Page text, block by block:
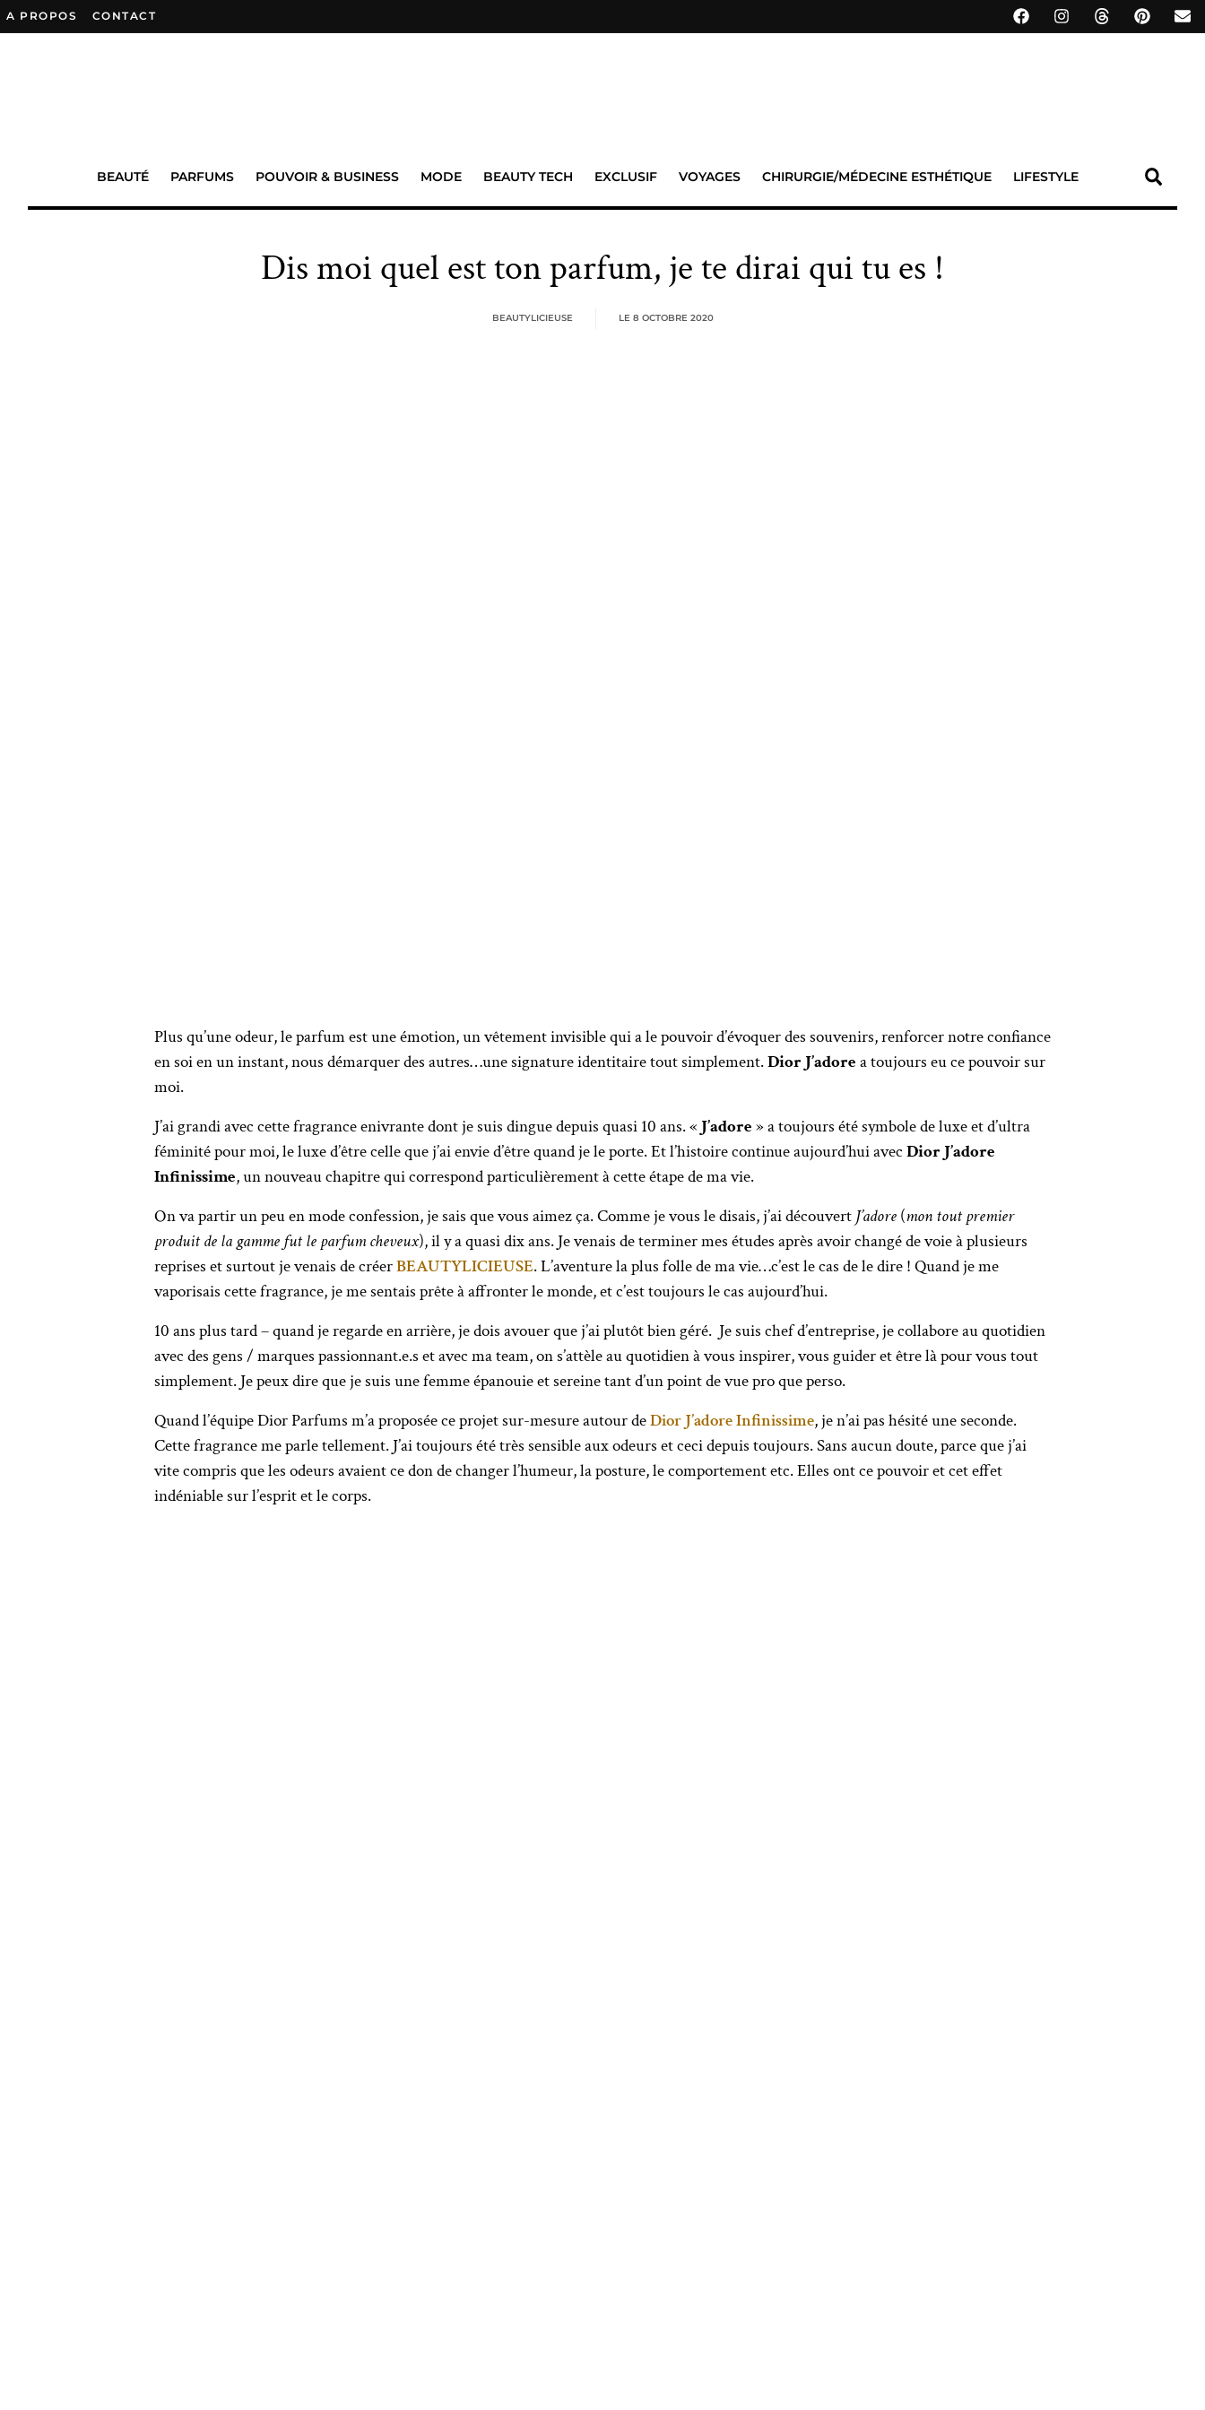
A PROPOS CONTACT
BEAUTÉ PARFUMS POUVOIR & BUSINESS MODE BEAUTY TECH EXCLUSIF VOYAGES CHIRURGIE/MÉDECINE ESTHÉTIQUE LIFESTYLE
Dis moi quel est ton parfum, je te dirai qui tu es !
BEAUTYLICIEUSE LE 8 OCTOBRE 2020
Plus qu’une odeur, le parfum est une émotion, un vêtement invisible qui a le pouvoir d’évoquer des souvenirs, renforcer notre confiance
en soi en un instant, nous démarquer des autres…une signature identitaire tout simplement.DiorJ’adore a toujours eu ce pouvoir sur
moi.
J’ai grandi avec cette fragrance enivrante dont je suis dingue depuis quasi 10 ans. «J’adore » a toujours été symbole de luxe et d’ultra
féminité pour moi, le luxe d’être celle que j’ai envie d’être quand je le porte. Et l’histoire continue aujourd’hui avec Dior J’adore
Infinissime, un nouveau chapitre qui correspond particulièrement à cette étape de ma vie.
On va partir un peu en mode confession, je sais que vous aimez ça. Comme je vous le disais, j’ai découvert J’adore (mon tout premier
produit de la gamme fut le parfum cheveux), il y a quasi dix ans. Je venais de terminer mes études après avoir changé de voie à plusieurs
reprises et surtout je venais de créerBEAUTYLICIEUSE. L’aventure la plus folle de ma vie…c’est le cas de le dire ! Quand je me
vaporisais cette fragrance, je me sentais prête à affronter le monde, et c’est toujours le cas aujourd’hui.
10 ans plus tard – quand je regarde en arrière, je dois avouer que j’ai plutôt bien géré. Je suis chef d’entreprise, je collabore au quotidien
avec des gens / marques passionnant.e.s et avec ma team, on s’attèle au quotidien à vous inspirer, vous guider et être là pour vous tout
simplement. Je peux dire que je suis une femme épanouie et sereine tant d’un point de vue pro que perso.
Quand l’équipe Dior Parfums m’a proposée ce projet sur-mesure autour deDior J’adore Infinissime, je n’ai pas hésité une seconde.
Cette fragrance me parle tellement. J’ai toujours été très sensible aux odeurs et ceci depuis toujours. Sans aucun doute, parce que j’ai
vite compris que les odeurs avaient ce don de changer l’humeur, la posture, le comportement etc. Elles ont ce pouvoir et cet effet
indéniable sur l’esprit et le corps.